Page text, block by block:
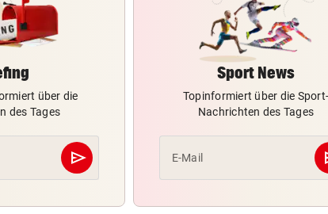
über die
des Tages
send
Abschicken
Sport News
Topinformiert über die Sport-
Nachrichten des Tages
E-Mail